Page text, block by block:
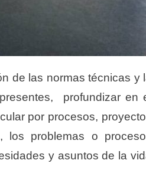
de las normas técnicas y
profundizar en
por procesos,
los problemas o
y asuntos de la